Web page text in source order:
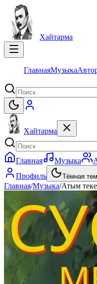
Хайтарма
ГлавнаяМузыка
Хайтарма
Главная Музыка
Профиль
Тёмная
Главная/Музыка/Атым